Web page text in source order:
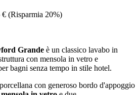
€ (Risparmia 20%)
Grande è un classico lavabo in
con mensola in vetro e
bagni senza tempo in stile hotel.
con generoso bordo d'appoggio